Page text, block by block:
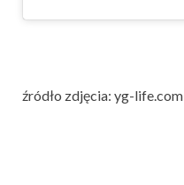
źródło zdjęcia: yg-life.com